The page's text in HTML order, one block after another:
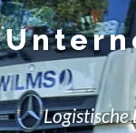
Logistische